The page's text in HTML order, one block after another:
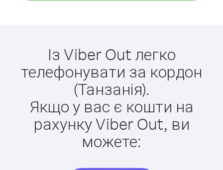
Із Viber Out легко
телефонувати за кордон
(Танзанія).
Якщо у вас є кошти на
рахунку Viber Out, ви
можете: